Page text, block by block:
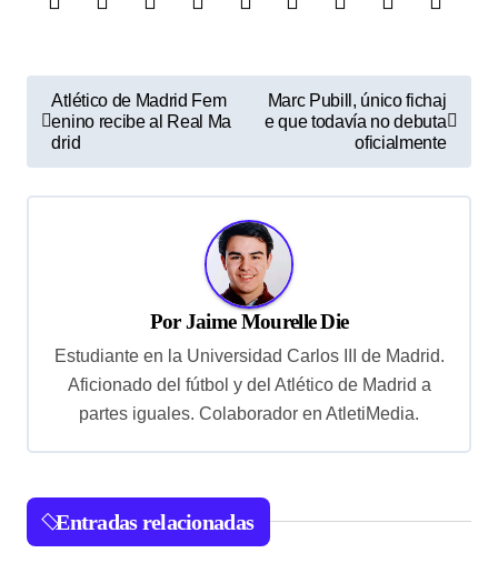
v
e
d
e
e
Atlético de Madrid Fem
enino recibe al Real Ma
drid
Marc Pubill, único fichaj
e que todavía no debuta
oficialmente
PorJaime Mourelle Die
Estudiante en la Universidad Carlos III de Madrid.
Aficionado del fútbol y del Atlético de Madrid a
partes iguales. Colaborador en AtletiMedia.
Entradas relacionadas